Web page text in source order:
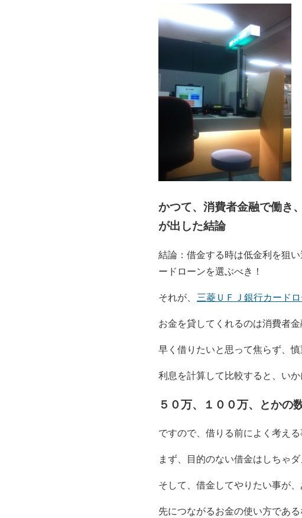
かつて、消費者金融で働き
が出した結論
結論：借金する時は低金利を狙
ードローンを選ぶべき！
それが、 三菱ＵＦＪ銀行カード
お金を貸してくれるのは消費者金
早く借りたいと思って焦らず、
利息を計算して比較すると、い
５０万、１００万、とかの
ですので、 借りる前によく考え
まず、目的のない借金はしちゃダ
そして、借金してやりたい事が
先につながるお金の使い方であ